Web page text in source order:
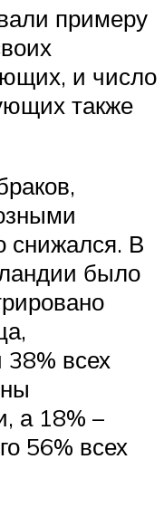
примеру
и число
также
снижался. В
было
всех
а 18% –
56% всех